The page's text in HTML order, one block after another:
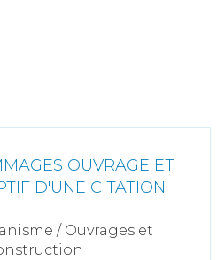
OUVRAGE ET
D'UNE CITATION
/ Ouvrages et